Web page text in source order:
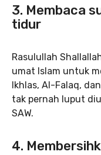
3. Membaca
tidur
Rasulullah
umat Islam untuk
Ikhlas, Al-Falaq,
tak pernah luput
SAW.
4.